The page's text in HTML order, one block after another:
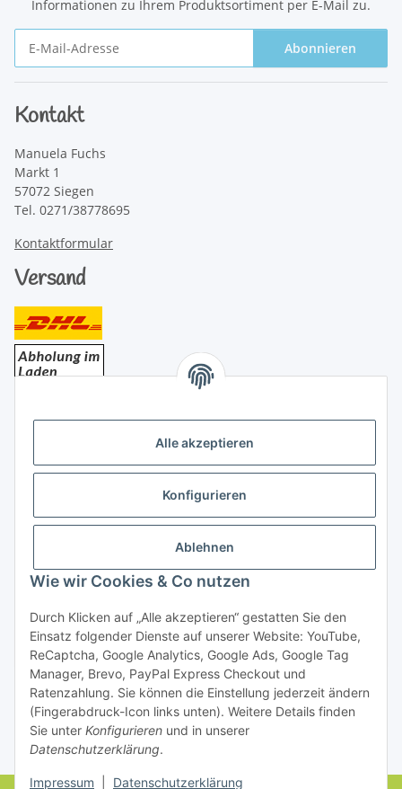
Alle akzeptieren
Konfigurieren
Ablehnen
Wie wir Cookies & Co nutzen
Durch Klicken auf „Alle akzeptieren“ gestatten Sie den
Einsatz folgender Dienste auf unserer Website: YouTube,
ReCaptcha, Google Analytics, Google Ads, Google Tag
Manager, Brevo, PayPal Express Checkout und
Ratenzahlung. Sie können die Einstellung jederzeit ändern
(Fingerabdruck-Icon links unten). Weitere Details finden
Sie unter Konfigurieren und in unserer
Datenschutzerklärung.
Impressum Datenschutzerklärung
Informationen zu Ihrem Produktsortiment per E-Mail zu.
Abonnieren
Kontakt
Manuela Fuchs
Markt 1
57072 Siegen
Tel. 0271/38778695
Kontaktformular
Versand
Rechtliches
Vertrag widerrufen
* Alle Preise inkl. gesetzlicher USt., zzgl.